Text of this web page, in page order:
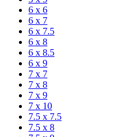
6 х 6
6 х 7
6 х 7.5
6 х 8
6 х 8.5
6 х 9
7 х 7
7 х 8
7 х 9
7 х 10
7.5 х 7.5
7.5 х 8